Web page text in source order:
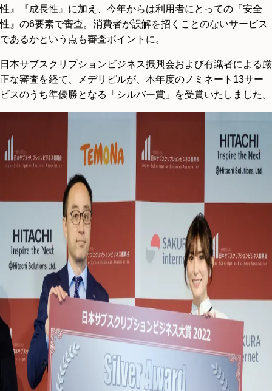
性』『成長性』に加え、今年からは利用者にとっての『安全
性』の6要素で審査。消費者が誤解を招くことのないサービス
であるかという点も審査ポイントに。
日本サブスクリプションビジネス振興会および有識者による厳
正な審査を経て、メデリピルが、本年度のノミネート13サー
ビスのうち準優勝となる「シルバー賞」を受賞いたしました。